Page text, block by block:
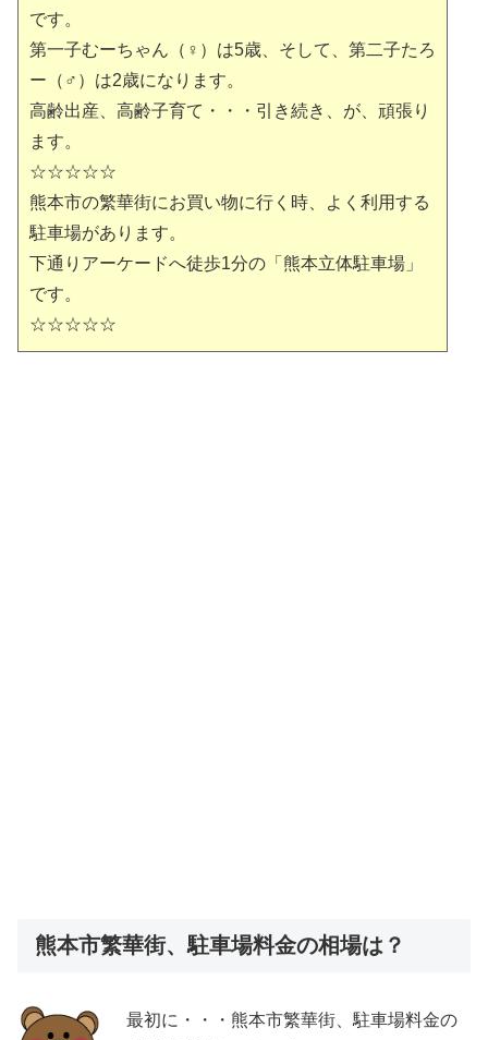
です。
第一子むーちゃん（♀）は5歳、そして、第二子たろ
ー（♂）は2歳になります。
高齢出産、高齢子育て・・・引き続き、が、頑張り
ます。
☆☆☆☆☆
熊本市の繁華街にお買い物に行く時、よく利用する
駐車場があります。
下通りアーケードへ徒歩1分の「熊本立体駐車場」
です。
☆☆☆☆☆
熊本市繁華街、駐車場料金の相場は？
最初に・・・熊本市繁華街、駐車場料金の